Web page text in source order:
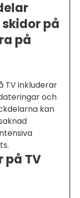
på
på
TV inkluderar
och
kan
på TV